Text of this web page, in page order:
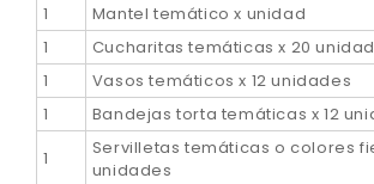
1
Mantel temático x unidad
1
Cucharitas temáticas x 20
1
Vasos temáticos x 12 unidades
1
Bandejas torta temáticas x 12
1
Servilletas temáticas o colores
unidades